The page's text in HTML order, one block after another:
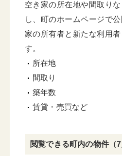
空き家の所在地や間取り
し、町のホームページで
家の所有者と新たな利用
す。
所在地
間取り
築年数
賃貸・売買など
閲覧できる町内の物件（7